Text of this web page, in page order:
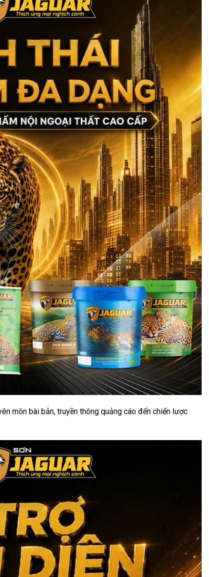
môn bài bản, truyền thông quảng cáo đến chiến lược